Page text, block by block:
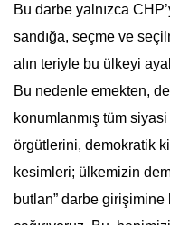
Bu darbe yalnızca
sandığa, seçme ve
alın teriyle bu ülkeyi
Bu nedenle emekten,
konumlanmış tüm
örgütlerini, demokratik
kesimleri; ülkemizin
butlan” darbe girişimine